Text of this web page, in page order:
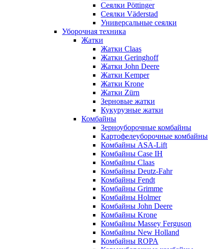
Сеялки Pöttinger
Сеялки Väderstad
Универсальные сеялки
Уборочная техника
Жатки
Жатки Claas
Жатки Geringhoff
Жатки John Deere
Жатки Kemper
Жатки Krone
Жатки Zürn
Зерновые жатки
Кукурузные жатки
Комбайны
Зерноуборочные комбайны
Картофелеуборочные комбайны
Комбайны ASA-Lift
Комбайны Case IH
Комбайны Claas
Комбайны Deutz-Fahr
Комбайны Fendt
Комбайны Grimme
Комбайны Holmer
Комбайны John Deere
Комбайны Krone
Комбайны Massey Ferguson
Комбайны New Holland
Комбайны ROPA